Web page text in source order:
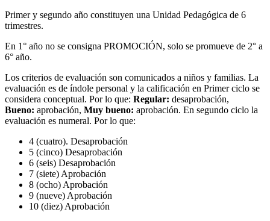
Primer y segundo año constituyen una Unidad Pedagógica de 6
trimestres.
En 1° año no se consigna PROMOCIÓN, solo se promueve de 2° a
6° año.
Los criterios de evaluación son comunicados a niños y familias. La
evaluación es de índole personal y la calificación en Primer ciclo se
considera conceptual. Por lo que: Regular: desaprobación,
Bueno: aprobación, Muy bueno: aprobación. En segundo ciclo la
evaluación es numeral. Por lo que:
4 (cuatro). Desaprobación
5 (cinco) Desaprobación
6 (seis) Desaprobación
7 (siete) Aprobación
8 (ocho) Aprobación
9 (nueve) Aprobación
10 (diez) Aprobación